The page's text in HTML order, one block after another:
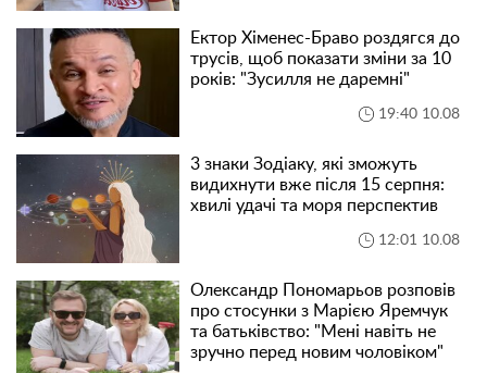
Ектор Хіменес-Браво роздягся до
трусів, щоб показати зміни за 10
років: "Зусилля не даремні"
19:40 10.08
3 знаки Зодіаку, які зможуть
видихнути вже після 15 серпня:
хвилі удачі та моря перспектив
12:01 10.08
Олександр Пономарьов розповів
про стосунки з Марією Яремчук
та батьківство: "Мені навіть не
зручно перед новим чоловіком"